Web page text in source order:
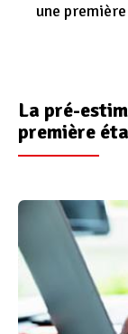
une
La pré-
première